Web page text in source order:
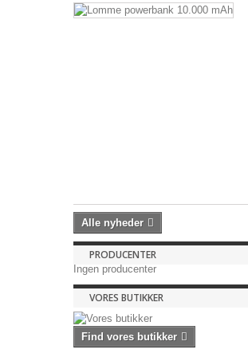
Alle nyheder
PRODUCENTER
Ingen producenter
VORES BUTIKKER
Find vores butikker